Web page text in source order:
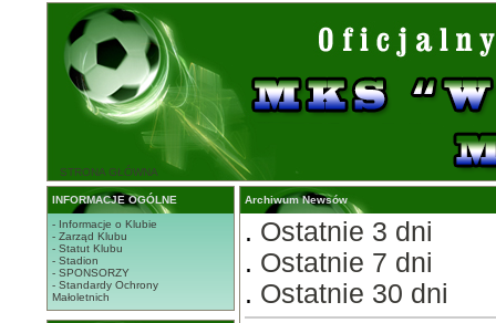
STRONA GŁÓWNA
INFORMACJE OGÓLNE
- Informacje o Klubie
- Zarząd Klubu
- Statut Klubu
- Stadion
- SPONSORZY
- Standardy Ochrony
Małoletnich
Archiwum Newsów
. Ostatnie 3 dni
. Ostatnie 7 dni
. Ostatnie 30 dni